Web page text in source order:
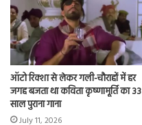
ऑटो रिक्शा से लेकर गली-चौराहों में हर
जगह बजता था कविता कृष्णामूर्ति का 33
साल पुराना गाना
July 11, 2026